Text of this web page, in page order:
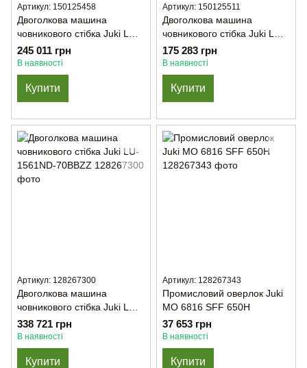
Артикул: 150125458
Двоголкова машина
човникового стібка Juki LH-
3588AGF-7WB/AK135
245 011 грн
В наявності
Купити
Артикул: 150125511
Двоголкова машина
човникового стібка Juki LU-
1561ND
175 283 грн
В наявності
Купити
Артикул: 128267300
Двоголкова машина
човникового стібка Juki LU-
1561ND-70BBZZ
338 721 грн
В наявності
Купити
Артикул: 128267343
Промисловий оверлок Juki
MO 6816 SFF 650H
37 653 грн
В наявності
Купити